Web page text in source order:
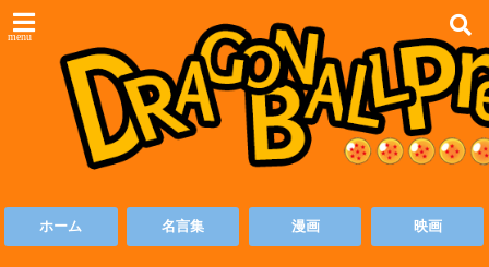
menu
ホーム 名言集 漫画 映画